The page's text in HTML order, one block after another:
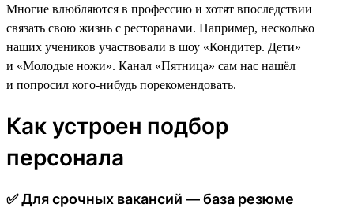
Многие влюбляются в профессию и хотят впоследствии
связать свою жизнь с ресторанами. Например, несколько
наших учеников участвовали в шоу «Кондитер. Дети»
и «Молодые ножи». Канал «Пятница» сам нас нашёл
и попросил кого-нибудь порекомендовать.
Как устроен подбор
персонала
✅ Для срочных вакансий — база резюме